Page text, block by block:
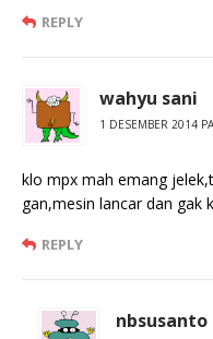
REPLY
wahyu sani
1 DESEMBER 2014
klo mpx mah emang
gan,mesin lancar dan gak
REPLY
nbsusanto